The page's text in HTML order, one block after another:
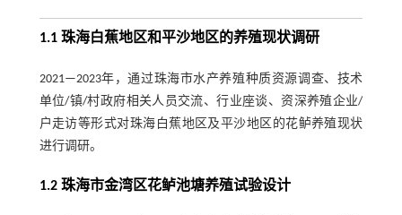
1.1 珠海白蕉地区和平沙地区的养殖现状调研
2021—2023年，通过珠海市水产养殖种质资源调查、技术
单位/镇/村政府相关人员交流、行业座谈、资深养殖企业/
户走访等形式对珠海白蕉地区及平沙地区的花鲈养殖现状
进行调研。
1.2 珠海市金湾区花鲈池塘养殖试验设计